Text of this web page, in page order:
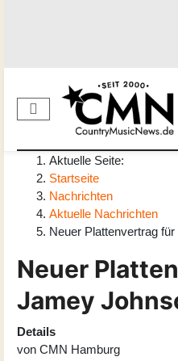
Aktuelle Seite:
Startseite
Nachrichten
Aktuelle Nachrichten
Neuer Plattenvertrag
Neuer
Jamey
Details
von CMN Hamburg